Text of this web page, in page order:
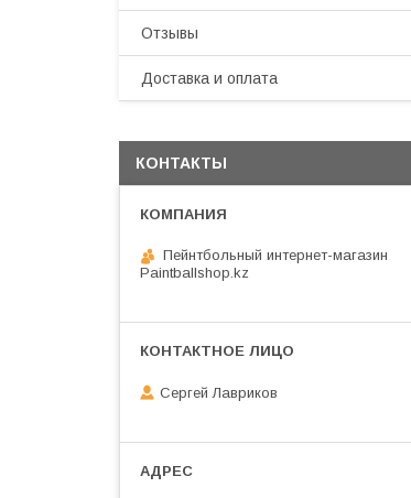
Отзывы
Доставка и оплата
КОНТАКТЫ
Пейнтбольный интернет-магазин
Paintballshop.kz
Сергей Лавриков